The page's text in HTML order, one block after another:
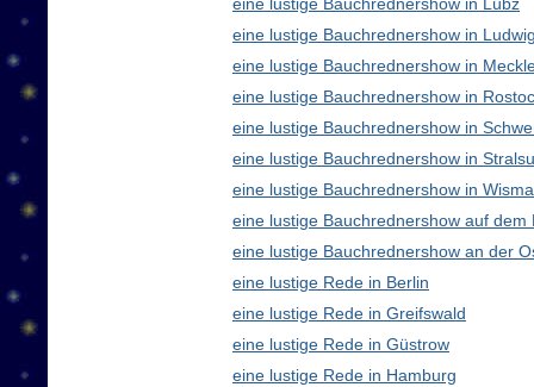
eine lustige Bauchrednershow in Lübz
eine lustige Bauchrednershow in
eine lustige Bauchrednershow in
eine lustige Bauchrednershow in
eine lustige Bauchrednershow in
eine lustige Bauchrednershow in
eine lustige Bauchrednershow in
eine lustige Bauchrednershow auf dem
eine lustige Bauchrednershow an der
eine lustige Rede in Berlin
eine lustige Rede in Greifswald
eine lustige Rede in Güstrow
eine lustige Rede in Hamburg